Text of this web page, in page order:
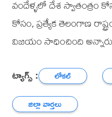
వందేళ్ళలో దేశ స్వాతంత్రం
కోసం, ప్రత్యేక తెలంగాణ
విజయం సాధించింది
ట్యాగ్స్ : లోకల్
జిల్లా వార్తలు